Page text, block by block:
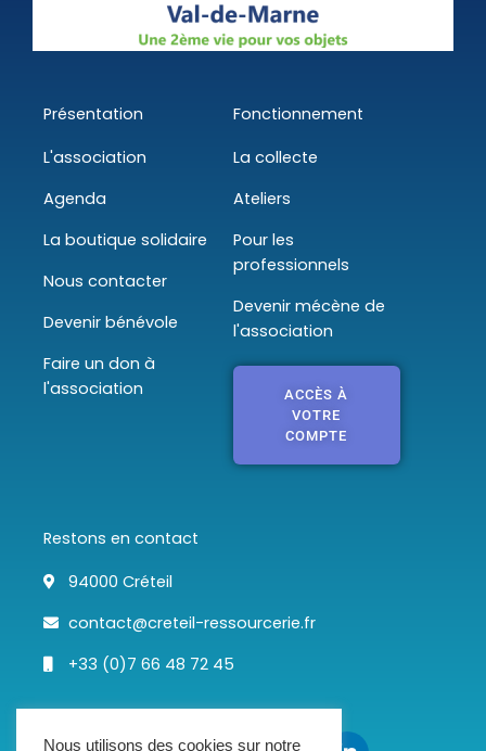
Présentation
L'association
Agenda
La boutique solidaire
Nous contacter
Devenir bénévole
Faire un don à
l'association
Fonctionnement
La collecte
Ateliers
Pour les
professionnels
Devenir mécène de
l'association
ACCÈS À
VOTRE
COMPTE
Restons en contact
94000 Créteil
contact@creteil-ressourcerie.fr
+33 (0)7 66 48 72 45
F T I
i
Nous utilisons des cookies sur notre